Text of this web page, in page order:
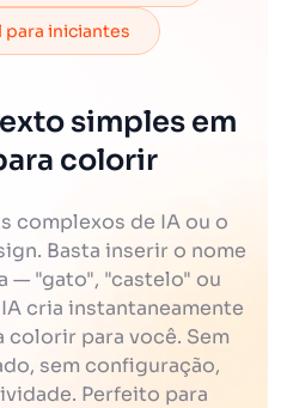
para iniciantes
simples em
colorir
complexos de IA ou o
Basta inserir o nome
— "gato", "castelo" ou
cria instantaneamente
colorir para você. Sem
sem configuração,
Perfeito para